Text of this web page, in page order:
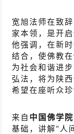
宽旭法师在致
家本领，是开
他强调，在新
结合，使佛教
为社会和谐进
弘法，将为陕
希望在座听众
来自 中国佛学
基础，讲解“人